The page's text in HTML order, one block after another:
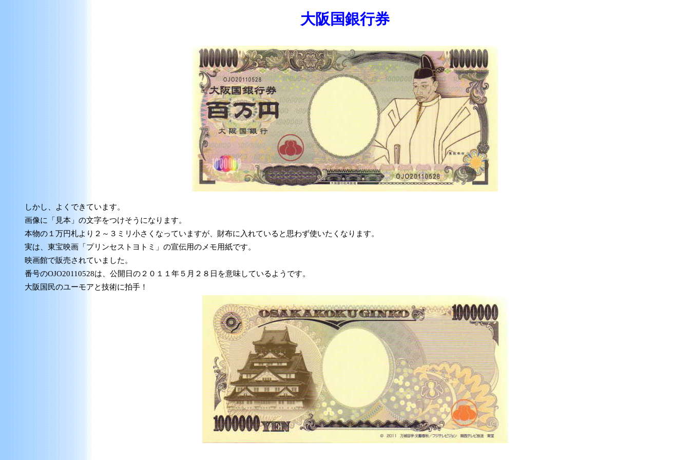
大阪国銀行券
しかし、よくできています。
画像に「見本」の文字をつけそうになります。
本物の１万円札より２～３ミリ小さくなっていますが、財布に入れていると思わず使いたくなります。
実は、東宝映画「プリンセストヨトミ」の宣伝用のメモ用紙です。
映画館で販売されていました。
番号のOJO20110528は、公開日の２０１１年５月２８日を意味しているようです。
大阪国民のユーモアと技術に拍手！